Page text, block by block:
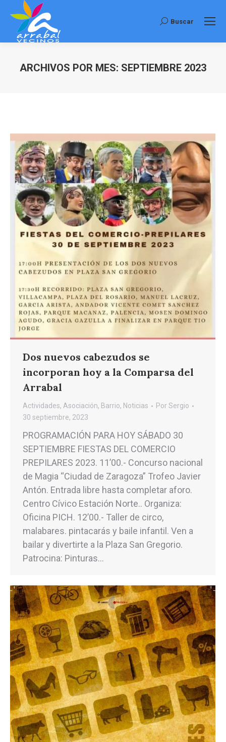
Buscar:
Buscar
ARCHIVOS POR MES: SEPTIEMBRE 2023
Dos nuevos cabezudos se
incorporan hoy a la Comparsa del
Arrabal
Actividades, Asociación, Barrio, Noticias PorSergio
30 septiembre, 2023
PROGRAMACIÓN PARA HOY SÁBADO 30
SEPTIEMBRE FIESTAS DEL COMERCIO
PREPILARES 2023. 11’00.- Concurso nacional
de Magia “Ciudad de Zaragoza” Trofeo Javier
Antón. Entrada libre hasta completar aforo.
Centro Cívico Estación Norte.. Organiza:
Oficina PICH. 12’00.- Taller de circo,
malabares. pintacarás y baile infantil. Ven a
bailar y divertirte a la Plaza San Gregorio.
Patrocina: Pinturas…